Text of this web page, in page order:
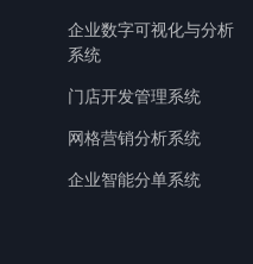
企业数字可视化与分析
系统
门店开发管理系统
网格营销分析系统
企业智能分单系统